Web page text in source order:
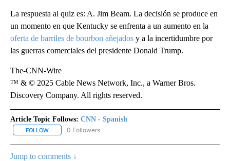
La respuesta al quiz es: A. Jim Beam. La decisión se produce en
un momento en que Kentucky se enfrenta a un aumento en la
oferta de barriles de bourbon añejados y a la incertidumbre por
las guerras comerciales del presidente Donald Trump.
The-CNN-Wire
™ & © 2025 Cable News Network, Inc., a Warner Bros.
Discovery Company. All rights reserved.
Article Topic Follows: CNN - Spanish
FOLLOW FOLLOW "CNN - SPANISH" TO RECEIVE NOTIFICATIONS ABOUT
0 Followers
Jump to comments ↓